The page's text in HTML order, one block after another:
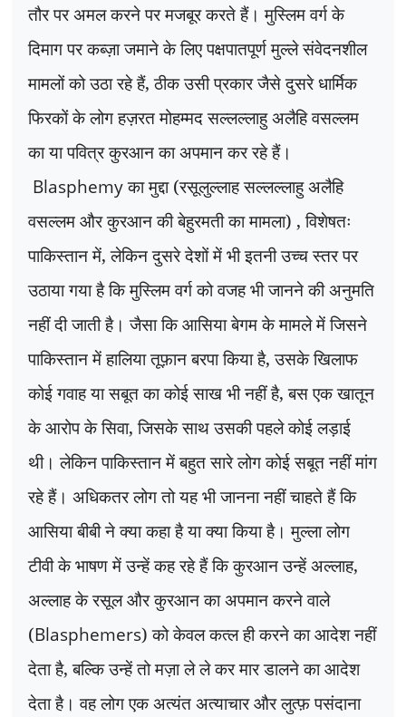
तौर पर अमल करने पर मजबूर करते हैं। मुस्लिम वर्ग के
दिमाग पर कब्ज़ा जमाने के लिए पक्षपातपूर्ण मुल्ले संवेदनशील
मामलों को उठा रहे हैं,ठीक उसी प्रकार जैसे दुसरे धार्मिक
फिरकों के लोग हज़रत मोहम्मद सल्लल्लाहु अलैहि वसल्लम
का या पवित्र कुरआन का अपमान कर रहे हैं।
Blasphemyका मुद्दा (रसूलुल्लाह सल्लल्लाहु अलैहि
वसल्लम और कुरआन की बेहुरमती का मामला) ,विशेषतः
पाकिस्तान में,लेकिन दुसरे देशों में भी इतनी उच्च स्तर पर
उठाया गया है कि मुस्लिम वर्ग को वजह भी जानने की अनुमति
नहीं दी जाती है। जैसा कि आसिया बेगम के मामले में जिसने
पाकिस्तान में हालिया तूफ़ान बरपा किया है,उसके खिलाफ
कोई गवाह या सबूत का कोई साख भी नहीं है,बस एक खातून
के आरोप के सिवा,जिसके साथ उसकी पहले कोई लड़ाई
थी। लेकिन पाकिस्तान में बहुत सारे लोग कोई सबूत नहीं मांग
रहे हैं। अधिकतर लोग तो यह भी जानना नहीं चाहते हैं कि
आसिया बीबी ने क्या कहा है या क्या किया है। मुल्ला लोग
टीवी के भाषण में उन्हें कह रहे हैं कि कुरआन उन्हें अल्लाह,
अल्लाह के रसूल और कुरआन का अपमान करने वाले
(Blasphemers) को केवल कत्ल ही करने का आदेश नहीं
देता है,बल्कि उन्हें तो मज़ा ले ले कर मार डालने का आदेश
देता है। वह लोग एक अत्यंत अत्याचार और लुत्फ़ पसंदाना